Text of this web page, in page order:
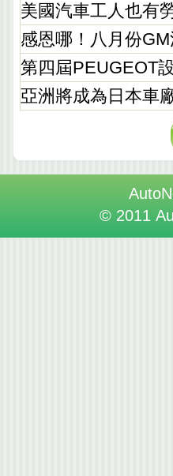
美國汽車工人也有
感恩哪！八月份
第四屆PEUGEOT
亞洲將成為日本車
© 2011